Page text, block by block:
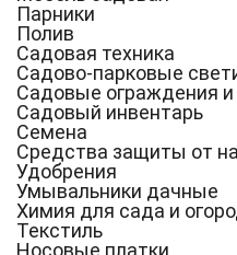
Парники
Полив
Садовая техника
Садово-парковые
Садовые ограждения
Садовый инвентарь
Семена
Средства защиты от
Удобрения
Умывальники дачные
Химия для сада и
Текстиль
Носовые платки